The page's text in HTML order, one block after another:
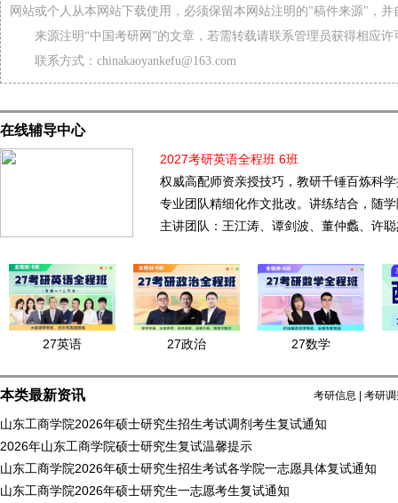
网站或个人从本网站下载使用，必须保留本网站注明的"稿件来源"，
来源注明“中国考研网”的文章，若需转载请联系管理员获得相应许
联系方式：chinakaoyankefu@163.com
在线辅导中心
2027考研英语全程班 6班
权威高配师资亲授技巧，教研千锤百炼科
专业团队精细化作文批改。讲练结合，随
主讲团队：王江涛、谭剑波、董仲蠡、许
27英语 27政治 27数学
本类最新资讯 考研信息 考研
山东工商学院2026年硕士研究生招生考试调剂考生复试通知
2026年山东工商学院硕士研究生复试温馨提示
山东工商学院2026年硕士研究生招生考试各学院一志愿具体复试通知
山东工商学院2026年硕士研究生一志愿考生复试通知